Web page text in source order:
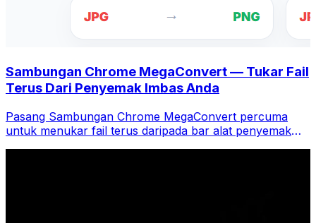
Sambungan Chrome MegaConvert — Tukar Fail
Terus Dari Penyemak Imbas Anda
Pasang Sambungan Chrome MegaConvert percuma
untuk menukar fail terus daripada bar alat penyemak